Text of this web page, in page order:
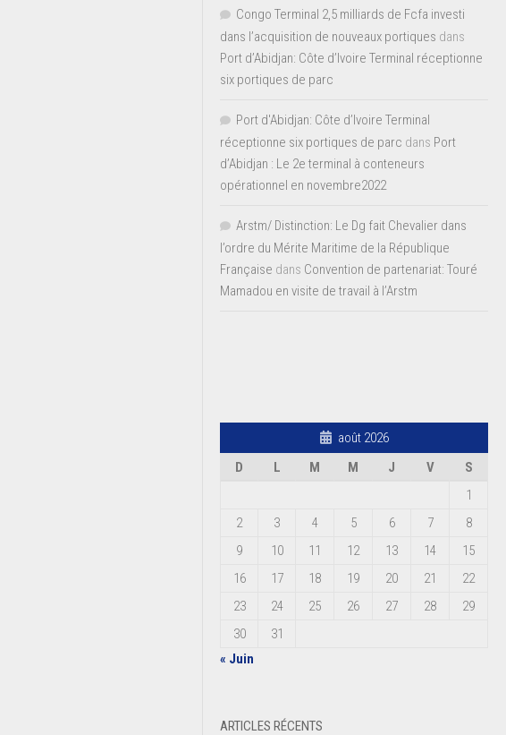
Congo Terminal 2,5 milliards de Fcfa investi
dans l’acquisition de nouveaux portiques dans
Port d’Abidjan: Côte d’Ivoire Terminal réceptionne
six portiques de parc
Port d'Abidjan: Côte d’Ivoire Terminal
réceptionne six portiques de parc dans Port
d’Abidjan : Le 2e terminal à conteneurs
opérationnel en novembre2022
Arstm/ Distinction: Le Dg fait Chevalier dans
l’ordre du Mérite Maritime de la République
Française dans Convention de partenariat: Touré
Mamadou en visite de travail à l’Arstm
août 2026
D
L M M J V
S
1
2
3 4 5 6 7
8
9
10 11 12 13 14
15
16
17 18 19 20 21
22
23
24 25 26 27 28
29
30
31
« Juin
ARTICLES RÉCENTS